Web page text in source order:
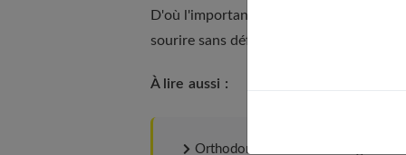
D'où l'importance d'emmener
sourire sans défaut.
À lire aussi :
Orthodontie : Dents mal alignées